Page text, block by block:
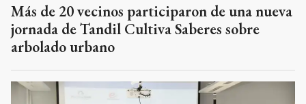
Más de 20 vecinos participaron de una nueva
jornada de Tandil Cultiva Saberes sobre
arbolado urbano